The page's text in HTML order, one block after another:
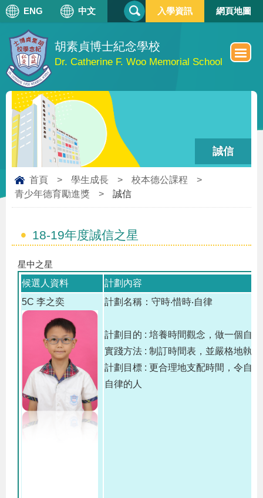
胡素貞博士紀念學校
Dr. Catherine F. Woo Memorial School
ENG 中文 搜
尋
單
入學資訊 網頁地圖
誠信
首頁 > 學生成長 > 校本德公課程
>
青少年德育勵進獎
> 誠信
18-19年度誠信之星
星中之星
候選人資料
計劃內容
5C 李之奕
計劃名稱：守時‧惜時‧自律
計劃目的 : 培養時間觀念，做一個自
實踐方法 : 制訂時間表，並嚴格地執行
計劃目標 : 更合理地支配時間，令自
自律的人